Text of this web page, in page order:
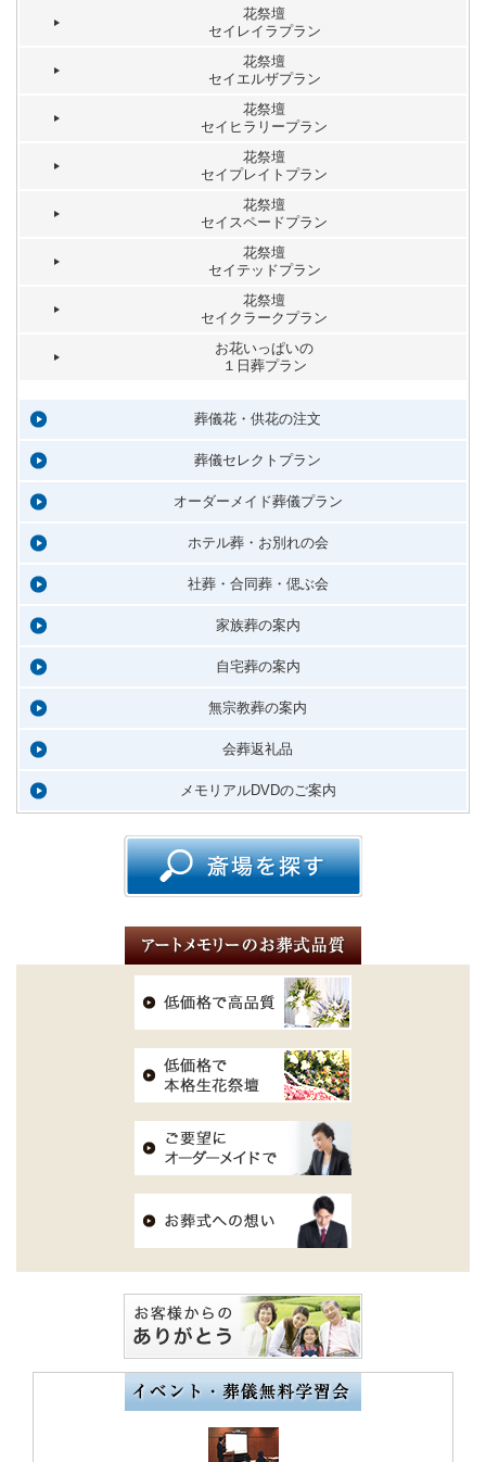
花祭壇
セイレイラプラン
花祭壇
セイエルザプラン
花祭壇
セイヒラリープラン
花祭壇
セイプレイトプラン
花祭壇
セイスペードプラン
花祭壇
セイテッドプラン
花祭壇
セイクラークプラン
お花いっぱいの
１日葬プラン
葬儀花・供花の注文
葬儀セレクトプラン
オーダーメイド葬儀プラン
ホテル葬・お別れの会
社葬・合同葬・偲ぶ会
家族葬の案内
自宅葬の案内
無宗教葬の案内
会葬返礼品
メモリアルDVDのご案内